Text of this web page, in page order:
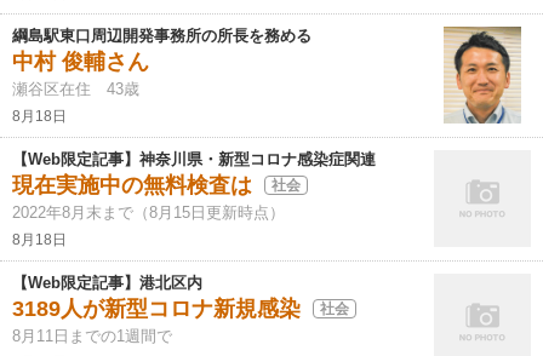
綱島駅東口周辺開発事務所の所長を務める
中村 俊輔さん
瀬谷区在住 43歳
8月18日
【Web限定記事】神奈川県・新型コロナ感染症関連
現在実施中の無料検査は 社会
2022年8月末まで（8月15日更新時点）
8月18日
【Web限定記事】港北区内
3189人が新型コロナ新規感染 社会
8月11日までの1週間で